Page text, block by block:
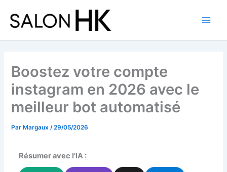
contenu
Boostez votre compte
instagram en 2026 avec le
meilleur bot automatisé
ParMargaux /29/05/2026
Résumer avec l'IA :